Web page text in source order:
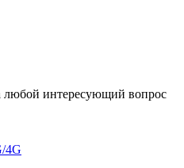
любой интересующий вопрос
4G